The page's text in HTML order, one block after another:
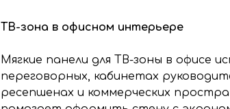
ТВ-зона в офисном интерьере
Мягкие панели для ТВ-зоны в офисе
переговорных, кабинетах
ресепшенах и коммерческих